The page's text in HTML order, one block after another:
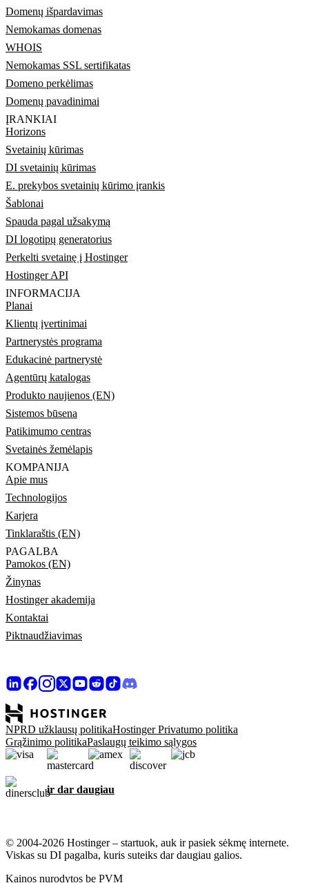
Domenų išpardavimas
Nemokamas domenas
WHOIS
Nemokamas SSL sertifikatas
Domeno perkėlimas
Domenų pavadinimai
ĮRANKIAI
Horizons
Svetainių kūrimas
DI svetainių kūrimas
E. prekybos svetainių kūrimo įrankis
Šablonai
Spauda pagal užsakymą
DI logotipų generatorius
Perkelti svetainę į Hostinger
Hostinger API
INFORMACIJA
Planai
Klientų įvertinimai
Partnerystės programa
Edukacinė partnerystė
Agentūrų katalogas
Produkto naujienos (EN)
Sistemos būsena
Patikimumo centras
Svetainės žemėlapis
KOMPANIJA
Apie mus
Technologijos
Karjera
Tinklaraštis (EN)
PAGALBA
Pamokos (EN)
Žinynas
Hostinger akademija
Kontaktai
Piktnaudžiavimas
NPRD užklausų politikaHostinger Privatumo politika
Grąžinimo politikaPaslaugų teikimo sąlygos
ir dar daugiau
© 2004-2026 Hostinger – startuok, auk ir pasiek sėkmę internete.
Viskas su DI pagalba, kuris suteiks dar daugiau galios.
Kainos nurodytos be PVM